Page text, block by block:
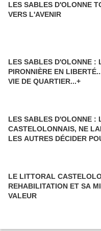
LES SABLES D'OLONNE
VERS L'AVENIR
LES SABLES D'OLONNE :
PIRONNIÈRE EN
VIE DE QUARTIER...+
LES SABLES D'OLONNE :
CASTELOLONNAIS, NE
LES AUTRES DÉCIDER
LE LITTORAL
REHABILITATION ET SA
VALEUR